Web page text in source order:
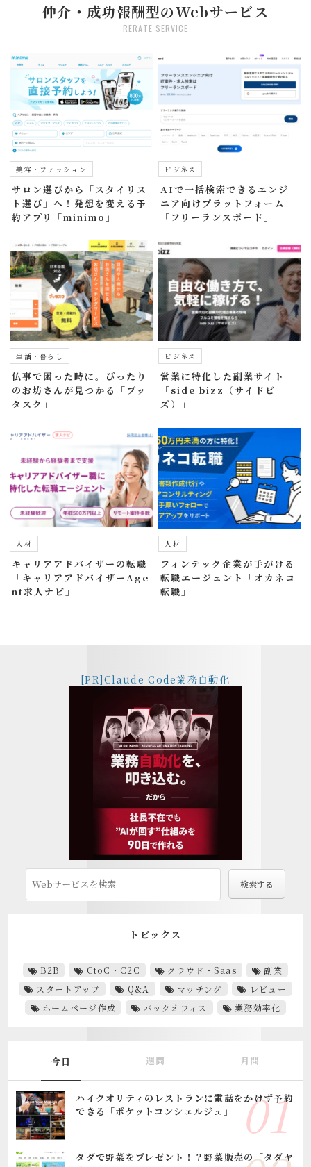
仲介・成功報酬型のWebサービス
RERATE SERVICE
美容・ファッション
サロン選びから「スタイリス
ト選び」へ！発想を変える予
約アプリ「minimo」
ビジネス
AIで一括検索できるエンジ
ニア向けプラットフォーム
「フリーランスボード」
生活・暮らし
仏事で困った時に。ぴったり
のお坊さんが見つかる「ブッ
タスク」
ビジネス
営業に特化した副業サイト
「side bizz（サイドビ
ズ）」
人材
キャリアアドバイザーの転職
「キャリアアドバイザーAge
nt求人ナビ」
人材
フィンテック企業が手がける
転職エージェント「オカネコ
転職」
[PR]Claude Code業務自動化
トピックス
B2B CtoC・C2C クラウド・Saas
副業
スタートアップ
Q&A マッチング
レビュー
ホームページ作成
バックオフィス 業務効率化
今日 週間 月間
ハイクオリティのレストランに電話をかけず予約
できる「ポケットコンシェルジュ」
タダで野菜をプレゼント！？野菜販売の「タダヤ